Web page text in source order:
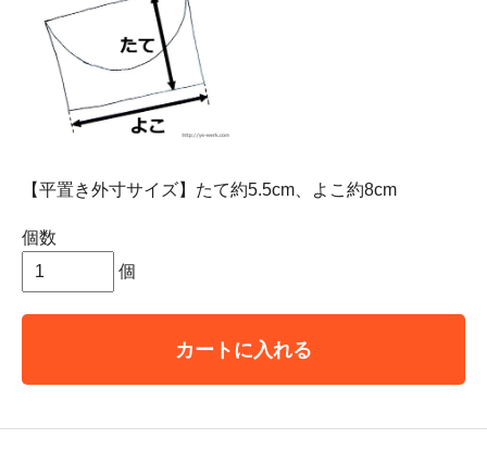
【平置き外寸サイズ】たて約5.5cm、よこ約8cm
個数
個
カートに入れる